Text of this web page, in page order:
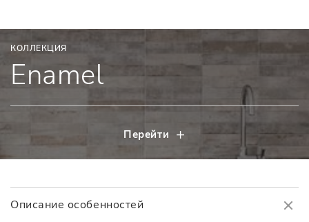
КОЛЛЕКЦИЯ
Enamel
Перейти
Описание особенностей